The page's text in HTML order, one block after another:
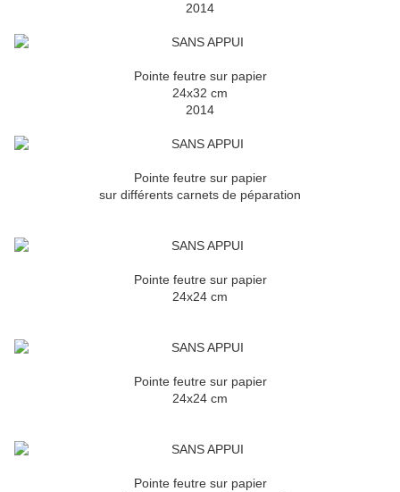
2014
Pointe feutre sur papier
24x32 cm
2014
Pointe feutre sur papier
sur différents carnets de péparation
Pointe feutre sur papier
24x24 cm
Pointe feutre sur papier
24x24 cm
Pointe feutre sur papier